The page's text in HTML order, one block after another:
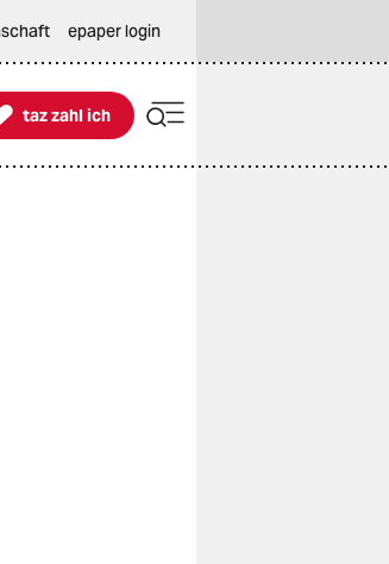
epaper login
zahl ich
taz zahl ich